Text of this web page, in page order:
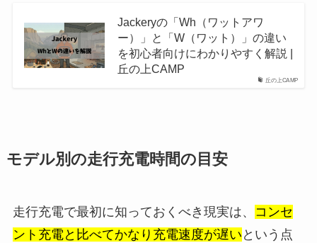
丘の上CAMP
Jackeryの「Wh（ワットアワ
ー）」と「W（ワット）」の違い
を初心者向けにわかりやすく解説 |
丘の上CAMP
モデル別の走行充電時間の目安
走行充電で最初に知っておくべき現実は、
コンセ
ント充電と比べてかなり充電速度が遅い という点